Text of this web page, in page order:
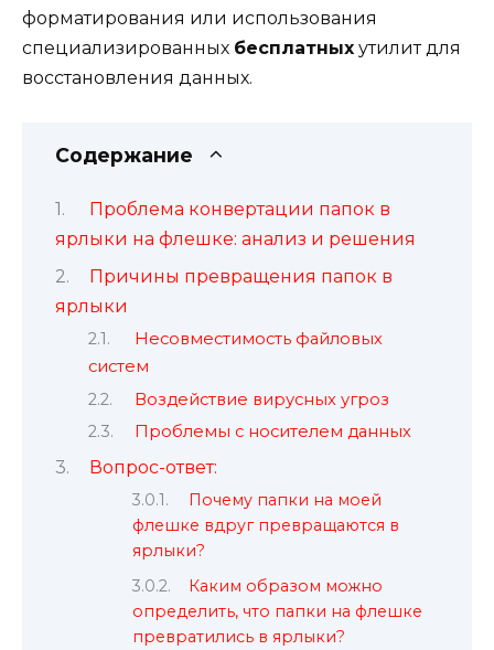
форматирования или использования
специализированных бесплатных утилит для
восстановления данных.
Содержание
Проблема конвертации папок в
ярлыки на флешке: анализ и решения
Причины превращения папок в
ярлыки
Несовместимость файловых
систем
Воздействие вирусных угроз
Проблемы с носителем данных
Вопрос-ответ:
Почему папки на моей
флешке вдруг превращаются в
ярлыки?
Каким образом можно
определить, что папки на флешке
превратились в ярлыки?